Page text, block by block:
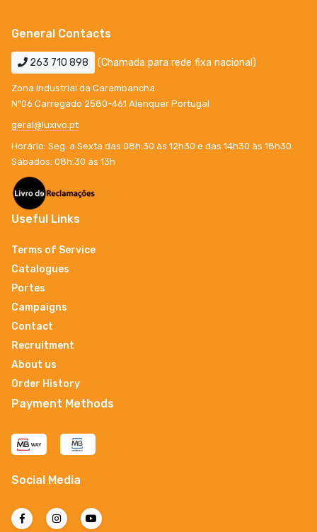
General Contacts
263 710 898 (Chamada para rede fixa nacional)
Zona Industrial da Carambancha
Nº06 Carregado 2580-461 Alenquer Portugal
geral@luxivo.pt
Horário: Seg. a Sexta das 08h:30 às 12h30 e das 14h30 às 18h30.
Sábados: 08h:30 ás 13h
Useful Links
Terms of Service
Catalogues
Portes
Campaigns
Contact
Recruitment
About us
Order History
Payment Methods
Social Media